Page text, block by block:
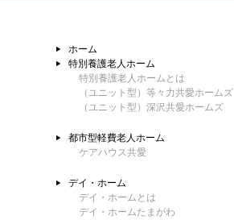
ホーム
特別養護老人ホーム
特別養護老人ホームとは
（ユニット型）等々力共愛ホームズ
（ユニット型）深沢共愛ホームズ
都市型軽費老人ホーム
ケアハウス共愛
デイ・ホーム
デイ・ホームとは
デイ・ホームたまがわ